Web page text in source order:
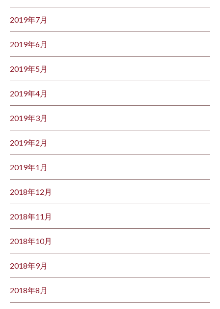
2019年7月
2019年6月
2019年5月
2019年4月
2019年3月
2019年2月
2019年1月
2018年12月
2018年11月
2018年10月
2018年9月
2018年8月